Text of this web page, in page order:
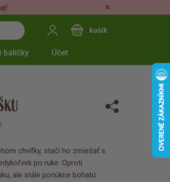
✕
košík
balíčky Účet
chvíľky, stačí ho zmiešať s
po ruke. Oproti
ale stále ponúkne bohatú